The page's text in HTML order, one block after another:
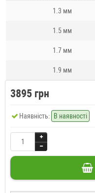
1.3 мм
1.5 мм
1.7 мм
1.9 мм
3895 грн
Наявність: В наявності